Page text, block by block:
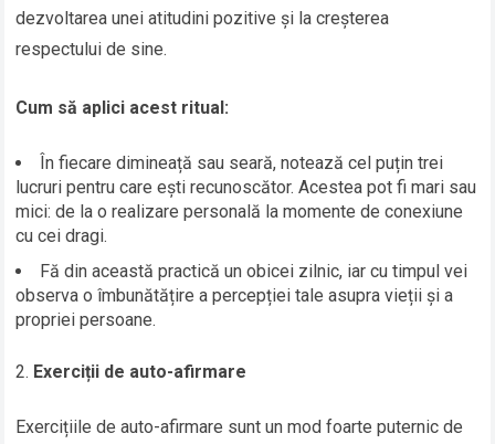
dezvoltarea unei atitudini pozitive și la creșterea
respectului de sine.
Cum să aplici acest ritual:
În fiecare dimineață sau seară, notează cel puțin trei
lucruri pentru care ești recunoscător. Acestea pot fi mari sau
mici: de la o realizare personală la momente de conexiune
cu cei dragi.
Fă din această practică un obicei zilnic, iar cu timpul vei
observa o îmbunătățire a percepției tale asupra vieții și a
propriei persoane.
Exerciții de auto-afirmare
Exercițiile de auto-afirmare sunt un mod foarte puternic de